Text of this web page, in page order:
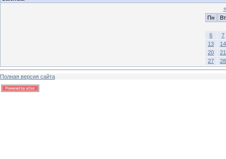
«
Пн
Вт
6
7
13
14
20
21
27
28
Полная версия сайта